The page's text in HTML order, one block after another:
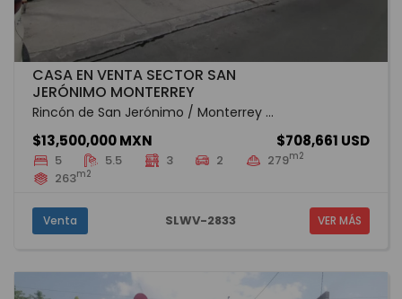
CASA EN VENTA SECTOR SAN
JERÓNIMO MONTERREY
Rincón de San Jerónimo / Monterrey ...
$13,500,000 MXN $708,661 USD
5 5.5 3 2 279m2
263m2
Venta SLWV-2833 VER MÁS